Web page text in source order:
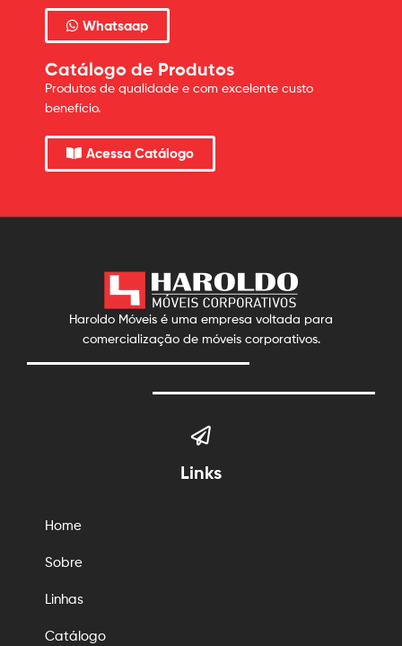
Whatsaap
Catálogo de Produtos
Produtos de qualidade e com excelente custo
benefício.
Acessa Catálogo
Haroldo Móveis é uma empresa voltada para
comercialização de móveis corporativos.
Links
Home
Sobre
Linhas
Catálogo